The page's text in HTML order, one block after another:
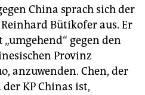
China sprach sich der
Bütikofer aus. Er
gegen den
Provinz
anzuwenden. Chen, der
KP Chinas ist,